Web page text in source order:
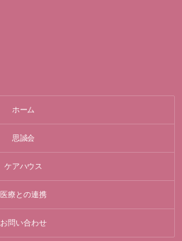
ホーム
思誠会
ケアハウス
医療との連携
お問い合わせ